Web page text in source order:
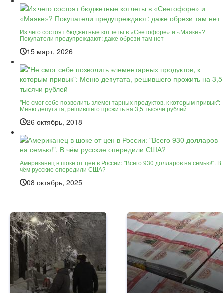
Из чего состоят бюджетные котлеты в «Светофоре» и «Маяке»?
Покупатели предупреждают: даже обрези там нет
15 март, 2026
"Не смог себе позволить элементарных продуктов, к которым привык":
Меню депутата, решившего прожить на 3,5 тысячи рублей
26 октябрь, 2018
Американец в шоке от цен в России: "Всего 930 долларов на семью!". В
чём русские опередили США?
08 октябрь, 2025